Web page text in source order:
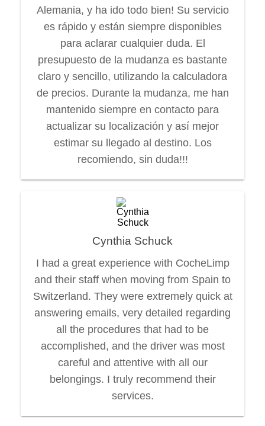
Alemania, y ha ido todo bien! Su servicio
es rápido y están siempre disponibles
para aclarar cualquier duda. El
presupuesto de la mudanza es bastante
claro y sencillo, utilizando la calculadora
de precios. Durante la mudanza, me han
mantenido siempre en contacto para
actualizar su localización y así mejor
estimar su llegado al destino. Los
recomiendo, sin duda!!!
Cynthia Schuck
I had a great experience with CocheLimp
and their staff when moving from Spain to
Switzerland. They were extremely quick at
answering emails, very detailed regarding
all the procedures that had to be
accomplished, and the driver was most
careful and attentive with all our
belongings. I truly recommend their
services.